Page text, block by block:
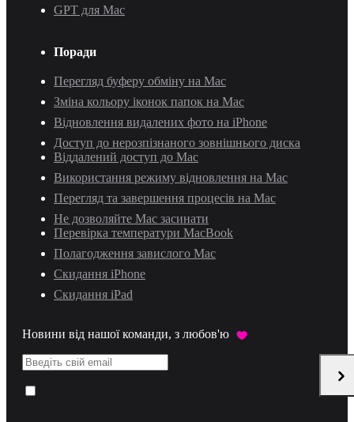
GPT для Mac
Поради
Перегляд буферу обміну на Mac
Зміна кольору іконок папок на Mac
Відновлення видалених фото на iPhone
Доступ до нерозпізнаного зовнішнього диска
Віддалений доступ до Mac
Використання режиму відновлення на Mac
Перегляд та завершення процесів на Mac
Не дозволяйте Mac засинати
Перевірка температури MacBook
Полагодження завислого Mac
Скидання iPhone
Скидання iPad
Новини від нашої команди, з любов'ю